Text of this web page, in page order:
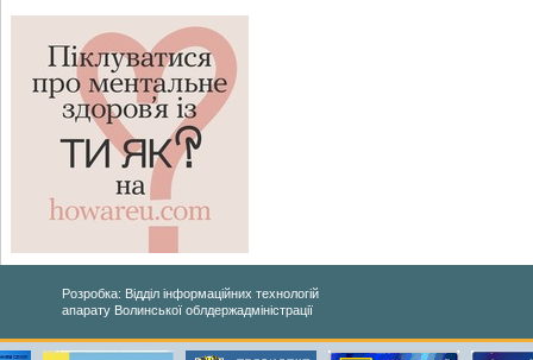
Розробка: Відділ інформаційних технологій
апарату Волинської облдержадміністрації